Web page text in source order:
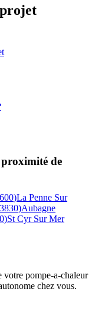
de
)La Penne Sur
)Aubagne
)St Cyr Sur Mer
votre pompe-a-chaleur
chez vous.